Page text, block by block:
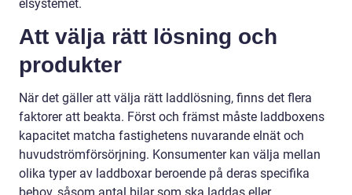
elsystemet.
Att välja rätt lösning och
produkter
När det gäller att välja rätt laddlösning, finns det flera
faktorer att beakta. Först och främst måste laddboxens
kapacitet matcha fastighetens nuvarande elnät och
huvudströmförsörjning. Konsumenter kan välja mellan
olika typer av laddboxar beroende på deras specifika